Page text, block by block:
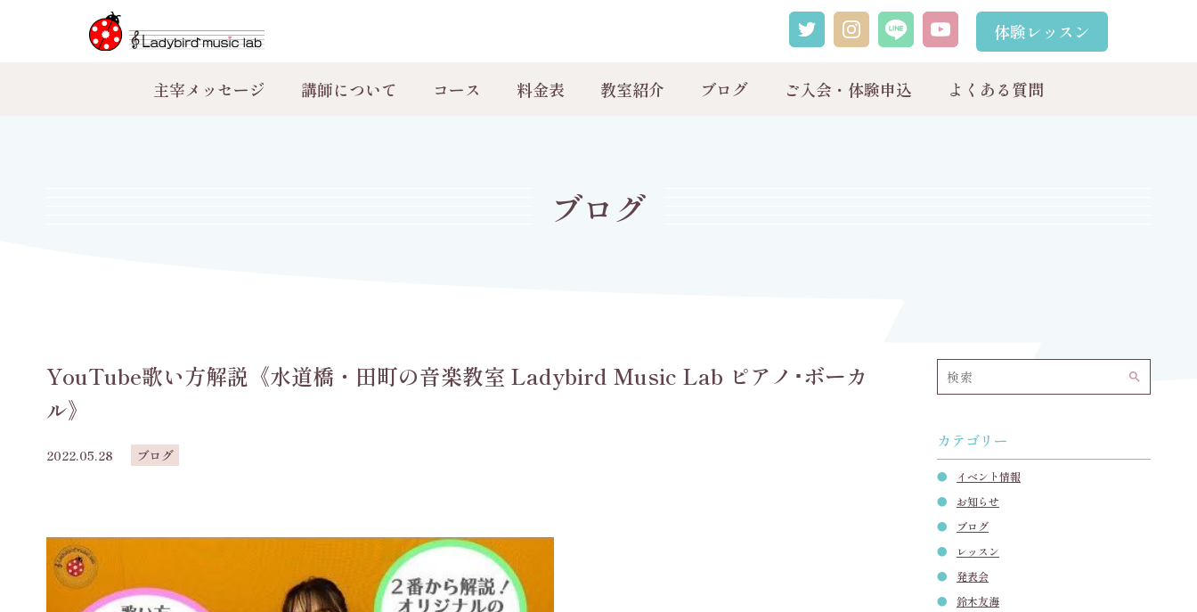
体験レッスン
主宰メッセージ 講師について コース 料金表 教室紹介 ブログ ご入会・体験申込 よくある質問
ブログ
YouTube歌い方解説《水道橋・田町の音楽教室 Ladybird Music Lab ピアノ･ボーカ
ル》
2022.05.28 ブログ
search
カテゴリー
イベント情報
お知らせ
ブログ
レッスン
発表会
鈴木友海